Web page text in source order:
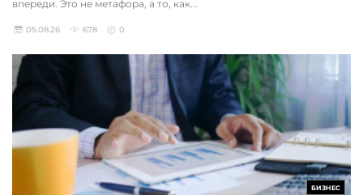
впереди. Это не метафора, а то, как...
05.08.26 678 0
БИЗНЕС